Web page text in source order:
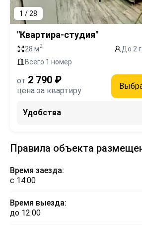
1 / 28
"Квартира-студия"
28 м2
До 2
Всего 1 номер
от 2 790 ₽
цена за квартиру
Удобства
Правила объекта
Время заезда:
с 14:00
Время выезда:
до 12:00